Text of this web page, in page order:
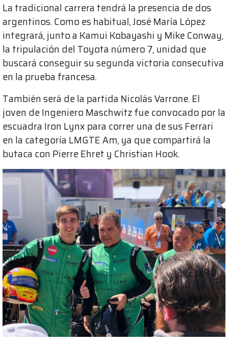
La tradicional carrera tendrá la presencia de dos
argentinos. Como es habitual, José María López
integrará, junto a Kamui Kobayashi y Mike Conway,
la tripulación del Toyota número 7, unidad que
buscará conseguir su segunda victoria consecutiva
en la prueba francesa.
También será de la partida Nicolás Varrone. El
joven de Ingeniero Maschwitz fue convocado por la
escuadra Iron Lynx para correr una de sus Ferrari
en la categoría LMGTE Am, ya que compartirá la
butaca con Pierre Ehret y Christian Hook.